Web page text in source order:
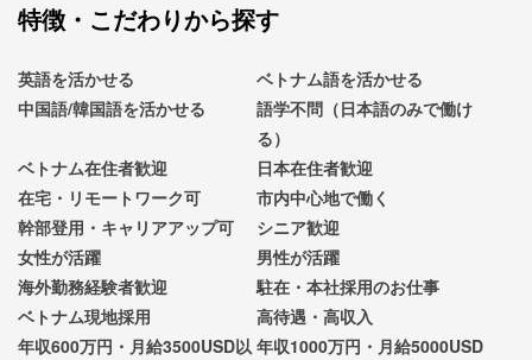
特徴・こだわりから探す
英語を活かせる
ベトナム語を活かせる
中国語/韓国語を活かせる
語学不問（日本語のみで働け
る）
ベトナム在住者歓迎
日本在住者歓迎
在宅・リモートワーク可
市内中心地で働く
幹部登用・キャリアアップ可
シニア歓迎
女性が活躍
男性が活躍
海外勤務経験者歓迎
駐在・本社採用のお仕事
ベトナム現地採用
高待遇・高収入
年収600万円・月給3500USD以 年収1000万円・月給5000USD